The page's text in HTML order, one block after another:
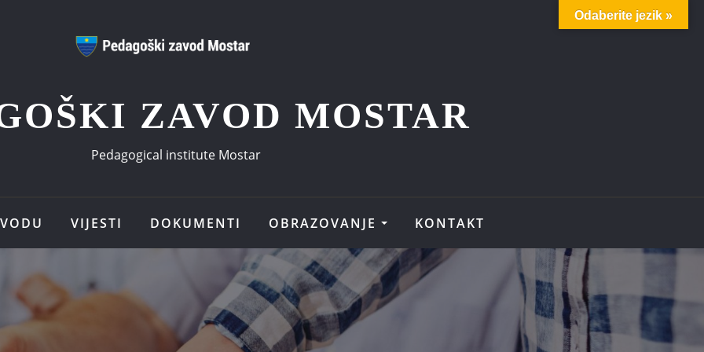
ZAVOD MOSTAR
Pedagogical institute Mostar
VIJESTI DOKUMENTI OBRAZOVANJE KONTAKT
Odaberite jezik »